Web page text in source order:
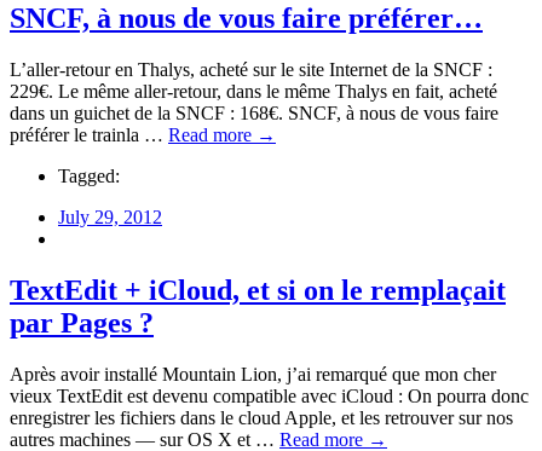
SNCF, à nous de vous faire préférer…
L’aller-retour en Thalys, acheté sur le site Internet de la SNCF :
229€. Le même aller-retour, dans le même Thalys en fait, acheté
dans un guichet de la SNCF : 168€. SNCF, à nous de vous faire
préférer le trainla … Read more →
Tagged:
July 29, 2012
TextEdit + iCloud, et si on le remplaçait
par Pages ?
Après avoir installé Mountain Lion, j’ai remarqué que mon cher
vieux TextEdit est devenu compatible avec iCloud : On pourra donc
enregistrer les fichiers dans le cloud Apple, et les retrouver sur nos
autres machines — sur OS X et … Read more →